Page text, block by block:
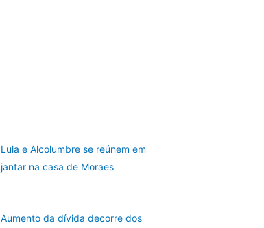
Lula e Alcolumbre se reúnem em
jantar na casa de Moraes
Aumento da dívida decorre dos